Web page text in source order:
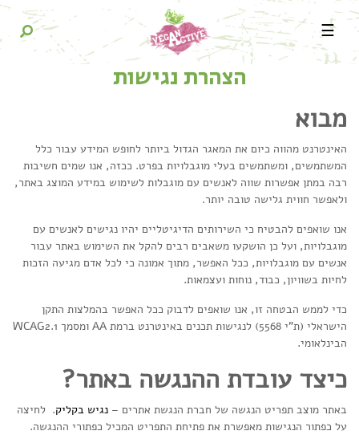
☰
הצהרת נגישות
מבוא
האינטרנט מהווה כיום את המאגר הגדול ביותר לחופש המידע עבור כלל
המשתמשים, ומשתמשים בעלי מוגבלויות בפרט. ככזה, אנו שמים חשיבות
רבה במתן אפשרות שווה לאנשים עם מוגבלות לשימוש במידע המוצג באתר,
ולאפשר חווית גלישה טובה יותר.
אנו שואפים להבטיח כי השירותים הדיגיטליים יהיו נגישים לאנשים עם
מוגבלויות, ועל כן הושקעו משאבים רבים להקל את השימוש באתר עבור
אנשים עם מוגבלויות, ככל האפשר, מתוך אמונה כי לכל אדם מגיעה הזכות
לחיות בשוויון, כבוד, נוחות ועצמאות.
כדי לממש הבטחה זו, אנו שואפים לדבוק ככל האפשר בהמלצות התקן
הישראלי (ת"י 5568) לנגישות תכנים באינטרנט ברמת AA ומסמך WCAG2.1
הבינלאומי.
כיצד עובדת ההנגשה באתר?
באתר מוצב תפריט הנגשה של חברת הנגשת אתרים – נגיש בקליק. לחיצה
על כפתור הנגישות מאפשרת את פתיחת התפריט המכיל כפתורי ההנגשה.